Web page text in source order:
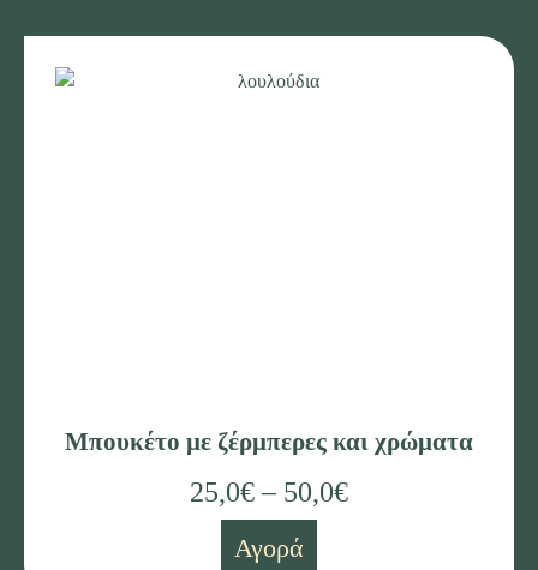
Μπουκέτο με ζέρμπερες και χρώματα
25,0€– 50,0€
Αγορά